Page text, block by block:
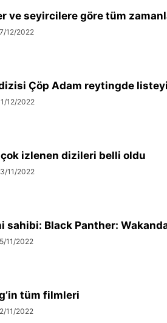
ve seyircilere göre tüm
12/2022
dizisi Çöp Adam reytingde
12/2022
çok izlenen dizileri belli oldu
11/2022
sahibi: Black Panther:
11/2022
tüm filmleri
11/2022